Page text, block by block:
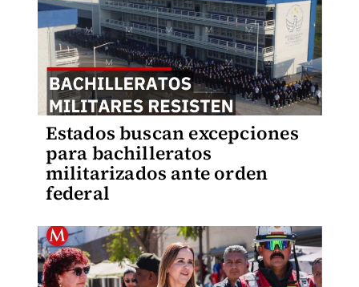
Estados buscan excepciones
para bachilleratos
militarizados ante orden
federal